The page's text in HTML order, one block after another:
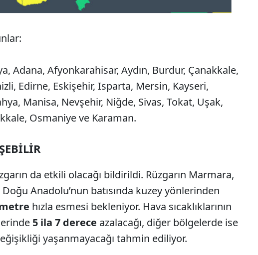
Adana, Afyonkarahisar, Aydın, Burdur, Çanakkale,
Edirne, Eskişehir, Isparta, Mersin, Kayseri,
Manisa, Nevşehir, Niğde, Sivas, Tokat, Uşak,
Osmaniye ve Karaman.
da etkili olacağı bildirildi. Rüzgarın Marmara,
Doğu Anadolu’nun batısında kuzey yönlerinden
hızla esmesi bekleniyor. Hava sıcaklıklarının
5 ila 7 derece azalacağı, diğer bölgelerde ise
yaşanmayacağı tahmin ediliyor.